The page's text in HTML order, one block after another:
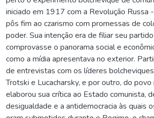
iniciado em 1917 com a Revolução Russa
pôs fim ao czarismo com promessas de
poder. Sua intenção era de filiar seu
comprovasse o panorama social e
como a mídia apresentava no exterior.
de entrevistas com os líderes
Trotski e Lucacharsky, e por outro, do
elaborou sua crítica ao Estado comunista,
desigualdade e a antidemocracia às quais